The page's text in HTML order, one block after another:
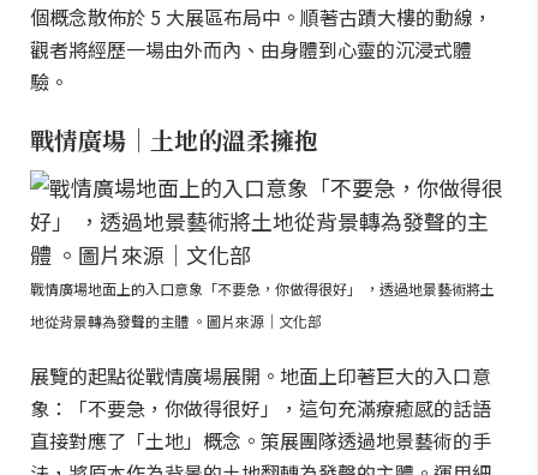
個概念散佈於 5 大展區布局中。順著古蹟大樓的動線，
觀者將經歷一場由外而內、由身體到心靈的沉浸式體
驗。
戰情廣場｜土地的溫柔擁抱
戰情廣場地面上的入口意象「不要急，你做得很好」 ，透過地景藝術將土
地從背景轉為發聲的主體 。圖片來源｜文化部
展覽的起點從戰情廣場展開。地面上印著巨大的入口意
象：「不要急，你做得很好」，這句充滿療癒感的話語
直接對應了「土地」概念。策展團隊透過地景藝術的手